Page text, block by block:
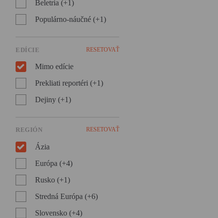
Beletria (+1)
Populárno-náučné (+1)
EDÍCIE RESETOVAŤ
Mimo edície
Prekliati reportéri (+1)
Dejiny (+1)
REGIÓN RESETOVAŤ
Ázia
Európa (+4)
Rusko (+1)
Stredná Európa (+6)
Slovensko (+4)